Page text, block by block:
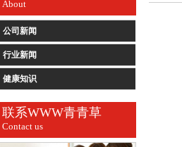
About
公司新闻
行业新闻
健康知识
联系WWW青青草
Contact us